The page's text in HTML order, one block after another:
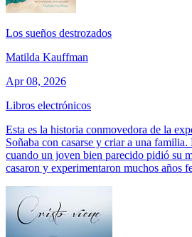
Los sueños destrozados
Matilda Kauffman
Apr 08, 2026
Libros electrónicos
Esta es la historia conmovedora de la
Soñaba con casarse y criar a una familia.
cuando un joven bien parecido pidió su
casaron y experimentaron muchos años